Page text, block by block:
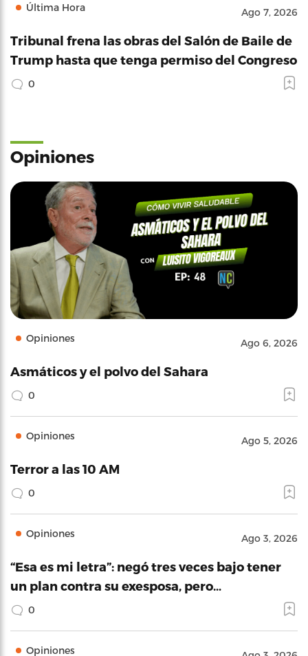
Última Hora Ago 7, 2026
Tribunal frena las obras del Salón de Baile de
Trump hasta que tenga permiso del Congreso
0
Opiniones
Opiniones Ago 6, 2026
Asmáticos y el polvo del Sahara
0
Opiniones Ago 5, 2026
Terror a las 10 AM
0
Opiniones Ago 3, 2026
“Esa es mi letra”: negó tres veces bajo tener
un plan contra su exesposa, pero…
0
Opiniones